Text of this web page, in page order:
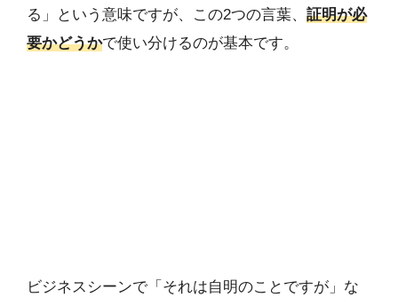
る」という意味ですが、この2つの言葉、 証明が必
要かどうかで使い分けるのが基本です。
ビジネスシーンで「それは自明のことですが」な